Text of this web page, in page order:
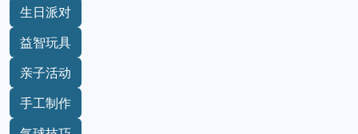
生日派对
益智玩具
亲子活动
手工制作